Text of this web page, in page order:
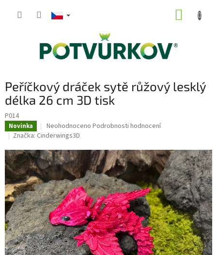
Peříčkový dráček sytě růžový lesklý
délka 26 cm 3D tisk
P014
Novinka
Průměrné
hodnocení
je
0,0
z
5
hvězdiček.
Neohodnoceno Podrobnosti hodnocení
Značka: Cinderwings3D